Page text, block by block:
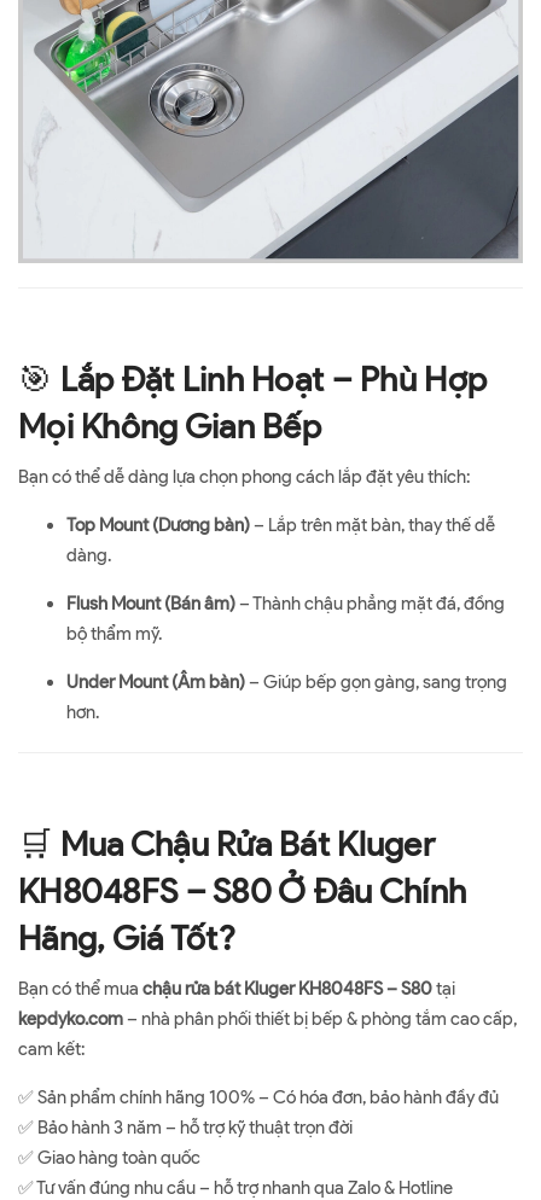
🎯 Lắp Đặt Linh Hoạt – Phù Hợp
Mọi Không Gian Bếp
Bạn có thể dễ dàng lựa chọn phong cách lắp đặt yêu thích:
Top Mount (Dương bàn)– Lắp trên mặt bàn, thay thế dễ
dàng.
Flush Mount (Bán âm)– Thành chậu phẳng mặt đá, đồng
bộ thẩm mỹ.
Under Mount (Âm bàn)– Giúp bếp gọn gàng, sang trọng
hơn.
🛒 Mua Chậu Rửa Bát Kluger
KH8048FS – S80 Ở Đâu Chính
Hãng, Giá Tốt?
Bạn có thể mua chậu rửa bát Kluger KH8048FS – S80tại
kepdyko.com– nhà phân phối thiết bị bếp & phòng tắm cao cấp,
cam kết:
✅ Sản phẩm chính hãng 100% – Có hóa đơn, bảo hành đầy đủ
✅ Bảo hành 3 năm – hỗ trợ kỹ thuật trọn đời
✅ Giao hàng toàn quốc
✅ Tư vấn đúng nhu cầu – hỗ trợ nhanh qua Zalo & Hotline